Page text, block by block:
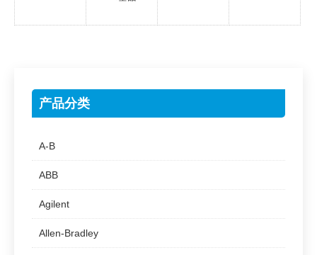
产品分类
A-B
ABB
Agilent
Allen-Bradley